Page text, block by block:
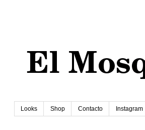
Looks Shop Contacto Instagram